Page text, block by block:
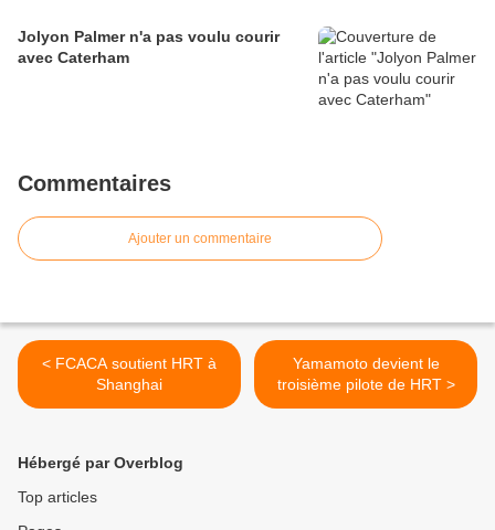
Jolyon Palmer n'a pas voulu courir
avec Caterham
Commentaires
Ajouter un commentaire
< FCACA soutient HRT à
Shanghai
Yamamoto devient le
troisième pilote de HRT >
Hébergé par Overblog
Top articles